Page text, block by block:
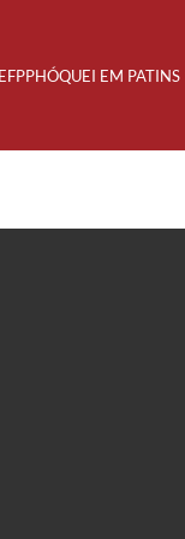
FPPHÓQUEI EM PATINS